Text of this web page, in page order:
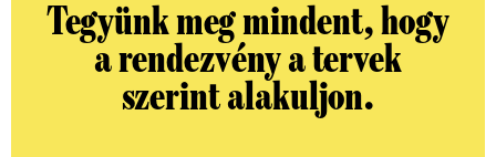
Tegyünk meg mindent, hogy
a rendezvény a tervek
szerint alakuljon.